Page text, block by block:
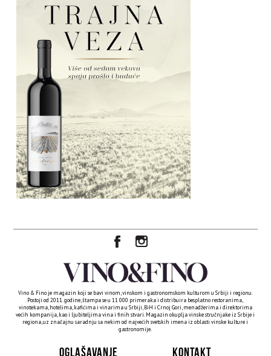
Vino & Fino je magazin koji se bavi vinom, vinskom i gastronomskom kulturom u Srbiji i regionu.
Postoji od 2011. godine, štampa se u 11 000 primeraka i distribuira besplatno restoranima,
vinotekama, hotelima, kafićima i vinarima u Srbiji, BiH i Crnoj Gori, menadžerima i direktorima
većih kompanija, kao i ljubiteljima vina i finih stvari. Magazin okuplja vinske stručnjake iz Srbije i
regiona, uz značajnu saradnju sa nekim od najvećih svetskih imena iz oblasti vinske kulture i
gastronomije.
OGLAŠAVANJE KONTAKT